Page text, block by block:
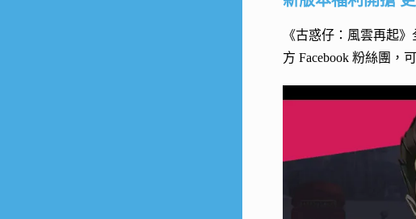
《古惑仔：風雲再起
方 Facebook 粉絲團，